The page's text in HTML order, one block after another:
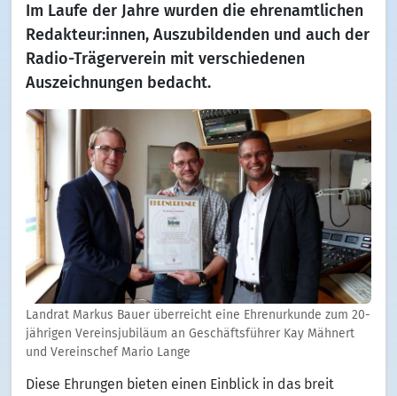
Im Laufe der Jahre wurden die ehrenamtlichen
Redakteur:innen, Auszubildenden und auch der
Radio-Trägerverein mit verschiedenen
Auszeichnungen bedacht.
Landrat Markus Bauer überreicht eine Ehrenurkunde zum 20-
jährigen Vereinsjubiläum an Geschäftsführer Kay Mähnert
und Vereinschef Mario Lange
Diese Ehrungen bieten einen Einblick in das breit